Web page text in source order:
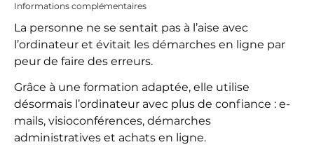
Informations complémentaires
La personne ne se sentait pas à l’aise avec
l’ordinateur et évitait les démarches en ligne par
peur de faire des erreurs.
Grâce à une formation adaptée, elle utilise
désormais l’ordinateur avec plus de confiance : e-
mails, visioconférences, démarches
administratives et achats en ligne.